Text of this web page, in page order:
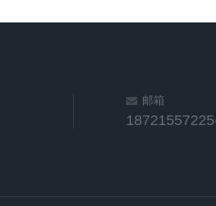
邮箱